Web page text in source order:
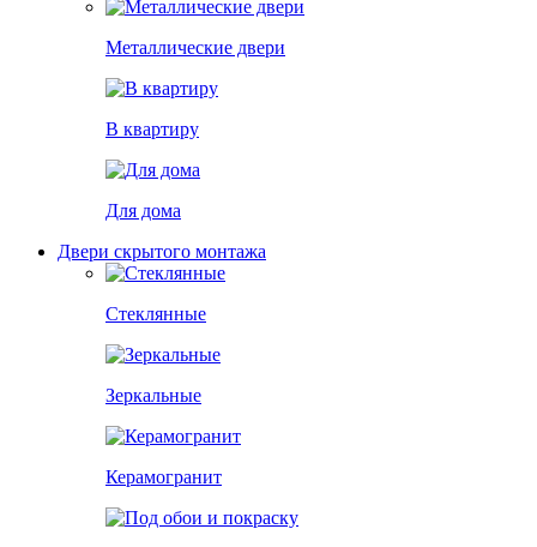
Металлические двери
В квартиру
Для дома
Двери скрытого монтажа
Стеклянные
Зеркальные
Керамогранит